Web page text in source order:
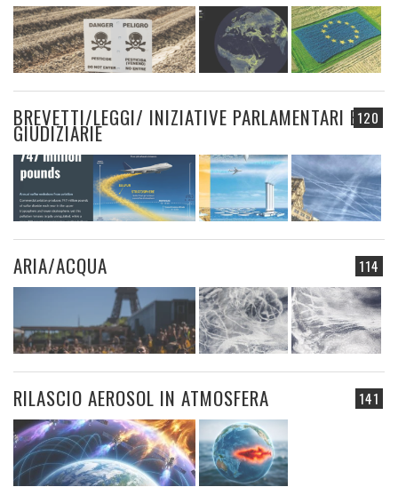
120
BREVETTI/LEGGI/ INIZIATIVE PARLAMENTARI E
GIUDIZIARIE
114
ARIA/ACQUA
141
RILASCIO AEROSOL IN ATMOSFERA